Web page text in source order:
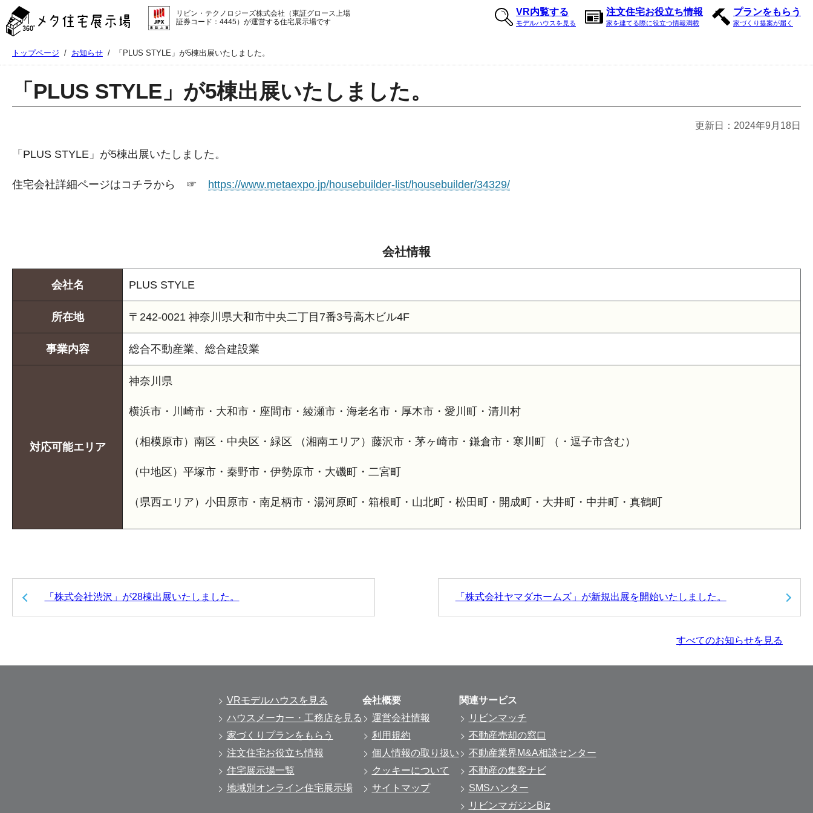
タ
住
示
リビン・テクノロジーズ株式会社（東証グロース上場
証券コード：4445）が運営する住宅展示場です
VR内覧する
モデルハウスを見る
注文住宅お役立ち情報
家を建てる際に役立つ情報満載
プランをもらう
家づくり提案が届く
トップページ / お知らせ / 「PLUS STYLE」が5棟出展いたしました。
「PLUS STYLE」が5棟出展いたしました。
更新日： 2024年9月18日
「PLUS STYLE」が5棟出展いたしました。
住宅会社詳細ページはコチラから ☞ https://www.metaexpo.jp/housebuilder-list/housebuilder/34329/
会社情報
会社名 PLUS STYLE
所在地 〒242-0021 神奈川県大和市中央二丁目7番3号高木ビル4F
事業内容 総合不動産業、 総合建設業
対応可能エリア
神奈川県
横浜市・川崎市・大和市・座間市・綾瀬市・海老名市・厚木市・愛川町・清川村
（相模原市）南区・中央区・緑区 （湘南エリア）藤沢市・茅ヶ崎市・鎌倉市・寒川町 （・逗子市含む）
（中地区）平塚市・秦野市・伊勢原市・大磯町・二宮町
（県西エリア）小田原市・南足柄市・湯河原町・箱根町・山北町・松田町・開成町・大井町・中井町・真鶴町
「株式会社ヤマダホームズ」が新規出展を開始いたしました。
「株式会社渋沢」が28棟出展いたしました。
すべてのお知らせを見る
VRモデルハウスを見る
ハウスメーカー・工務店を見る
家づくりプランをもらう
注文住宅お役立ち情報
住宅展示場一覧
地域別オンライン住宅展示場
会社概要
運営会社情報
利用規約
個人情報の取り扱い
クッキーについて
サイトマップ
関連サービス
リビンマッチ
不動産売却の窓口
不動産業界M&A相談センター
不動産の集客ナビ
SMSハンター
リビンマガジンBiz